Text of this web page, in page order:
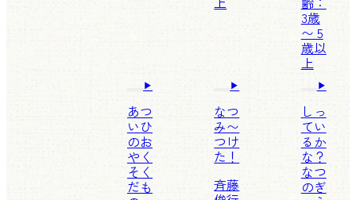
3歳
〜 5
歳以
上
あつ
いひ
のお
やく
そく
だも
なつ
み〜
つけ
た！
斉藤
しっ
てい
るか
な？
なつ
のぎ